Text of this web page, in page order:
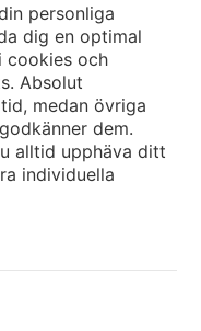
personliga
dig en optimal
cookies och
Absolut
medan övriga
dem.
alltid upphäva ditt
individuella